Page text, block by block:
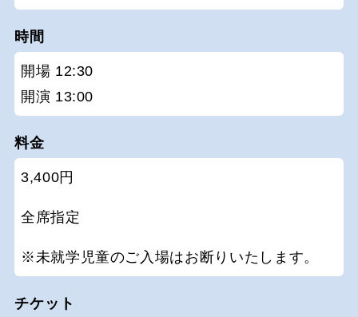
時間
開場 12:30
開演 13:00
料金
3,400円
全席指定
※未就学児童のご入場はお断りいたします。
チケット